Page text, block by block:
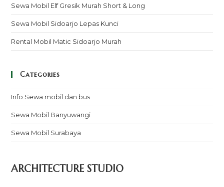
Sewa Mobil Elf Gresik Murah Short & Long
Sewa Mobil Sidoarjo Lepas Kunci
Rental Mobil Matic Sidoarjo Murah
Categories
Info Sewa mobil dan bus
Sewa Mobil Banyuwangi
Sewa Mobil Surabaya
ARCHITECTURE STUDIO